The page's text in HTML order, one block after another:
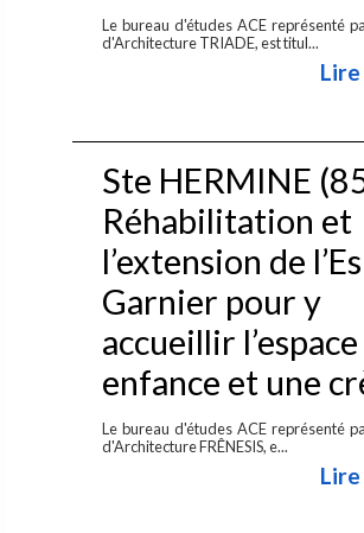
Le bureau d'études ACE représenté
d'Architecture TRIADE, est titul...
Lire
Ste HERMINE
Réhabilitation et
l’extension de
Garnier pour y
accueillir l’espace
enfance et une
Le bureau d'études ACE représenté
d'Architecture FRÊNESIS, e...
Lire